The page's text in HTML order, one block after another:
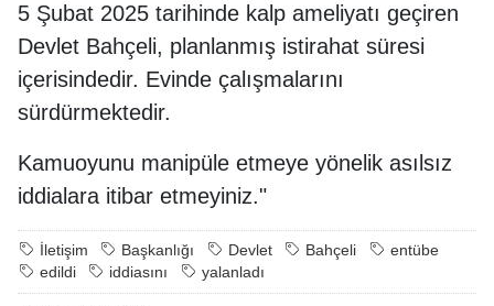
5 Şubat 2025 tarihinde kalp ameliyatı geçiren
Devlet Bahçeli, planlanmış istirahat süresi
içerisindedir. Evinde çalışmalarını
sürdürmektedir.
Kamuoyunu manipüle etmeye yönelik asılsız
iddialara itibar etmeyiniz."
İletişim Başkanlığı Devlet Bahçeli
entübe
edildi
iddiasını yalanladı